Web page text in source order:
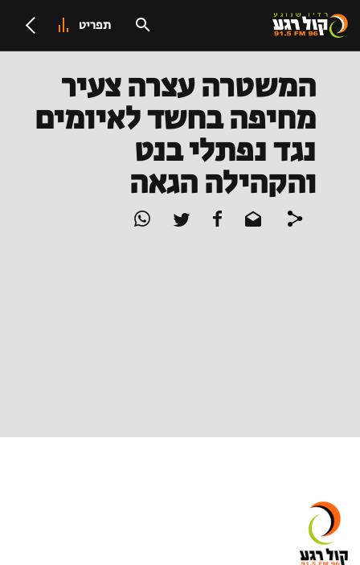
תפריט
המשטרה עצרה צעיר
מחיפה בחשד לאיומים
נגד נפתלי בנט
והקהילה הגאה